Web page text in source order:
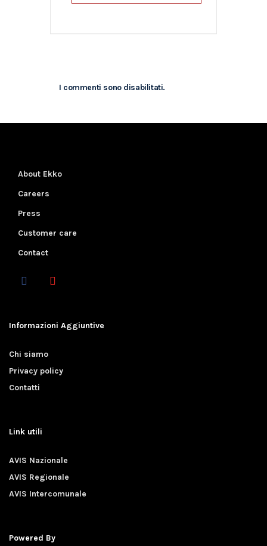
I commenti sono disabilitati.
About Ekko
Careers
Press
Customer care
Contact
Informazioni Aggiuntive
Chi siamo
Privacy policy
Contatti
Link utili
AVIS Nazionale
AVIS Regionale
AVIS Intercomunale
Powered By